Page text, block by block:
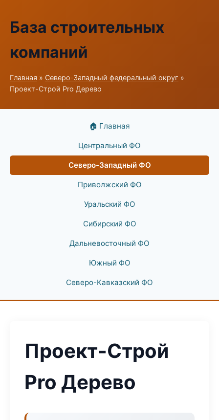
База строительных
компаний
Главная » Северо-Западный федеральный округ »
Проект-Строй Pro Дерево
🏠 Главная
Центральный ФО
Северо-Западный ФО
Приволжский ФО
Уральский ФО
Сибирский ФО
Дальневосточный ФО
Южный ФО
Северо-Кавказский ФО
Проект-Строй
Pro Дерево